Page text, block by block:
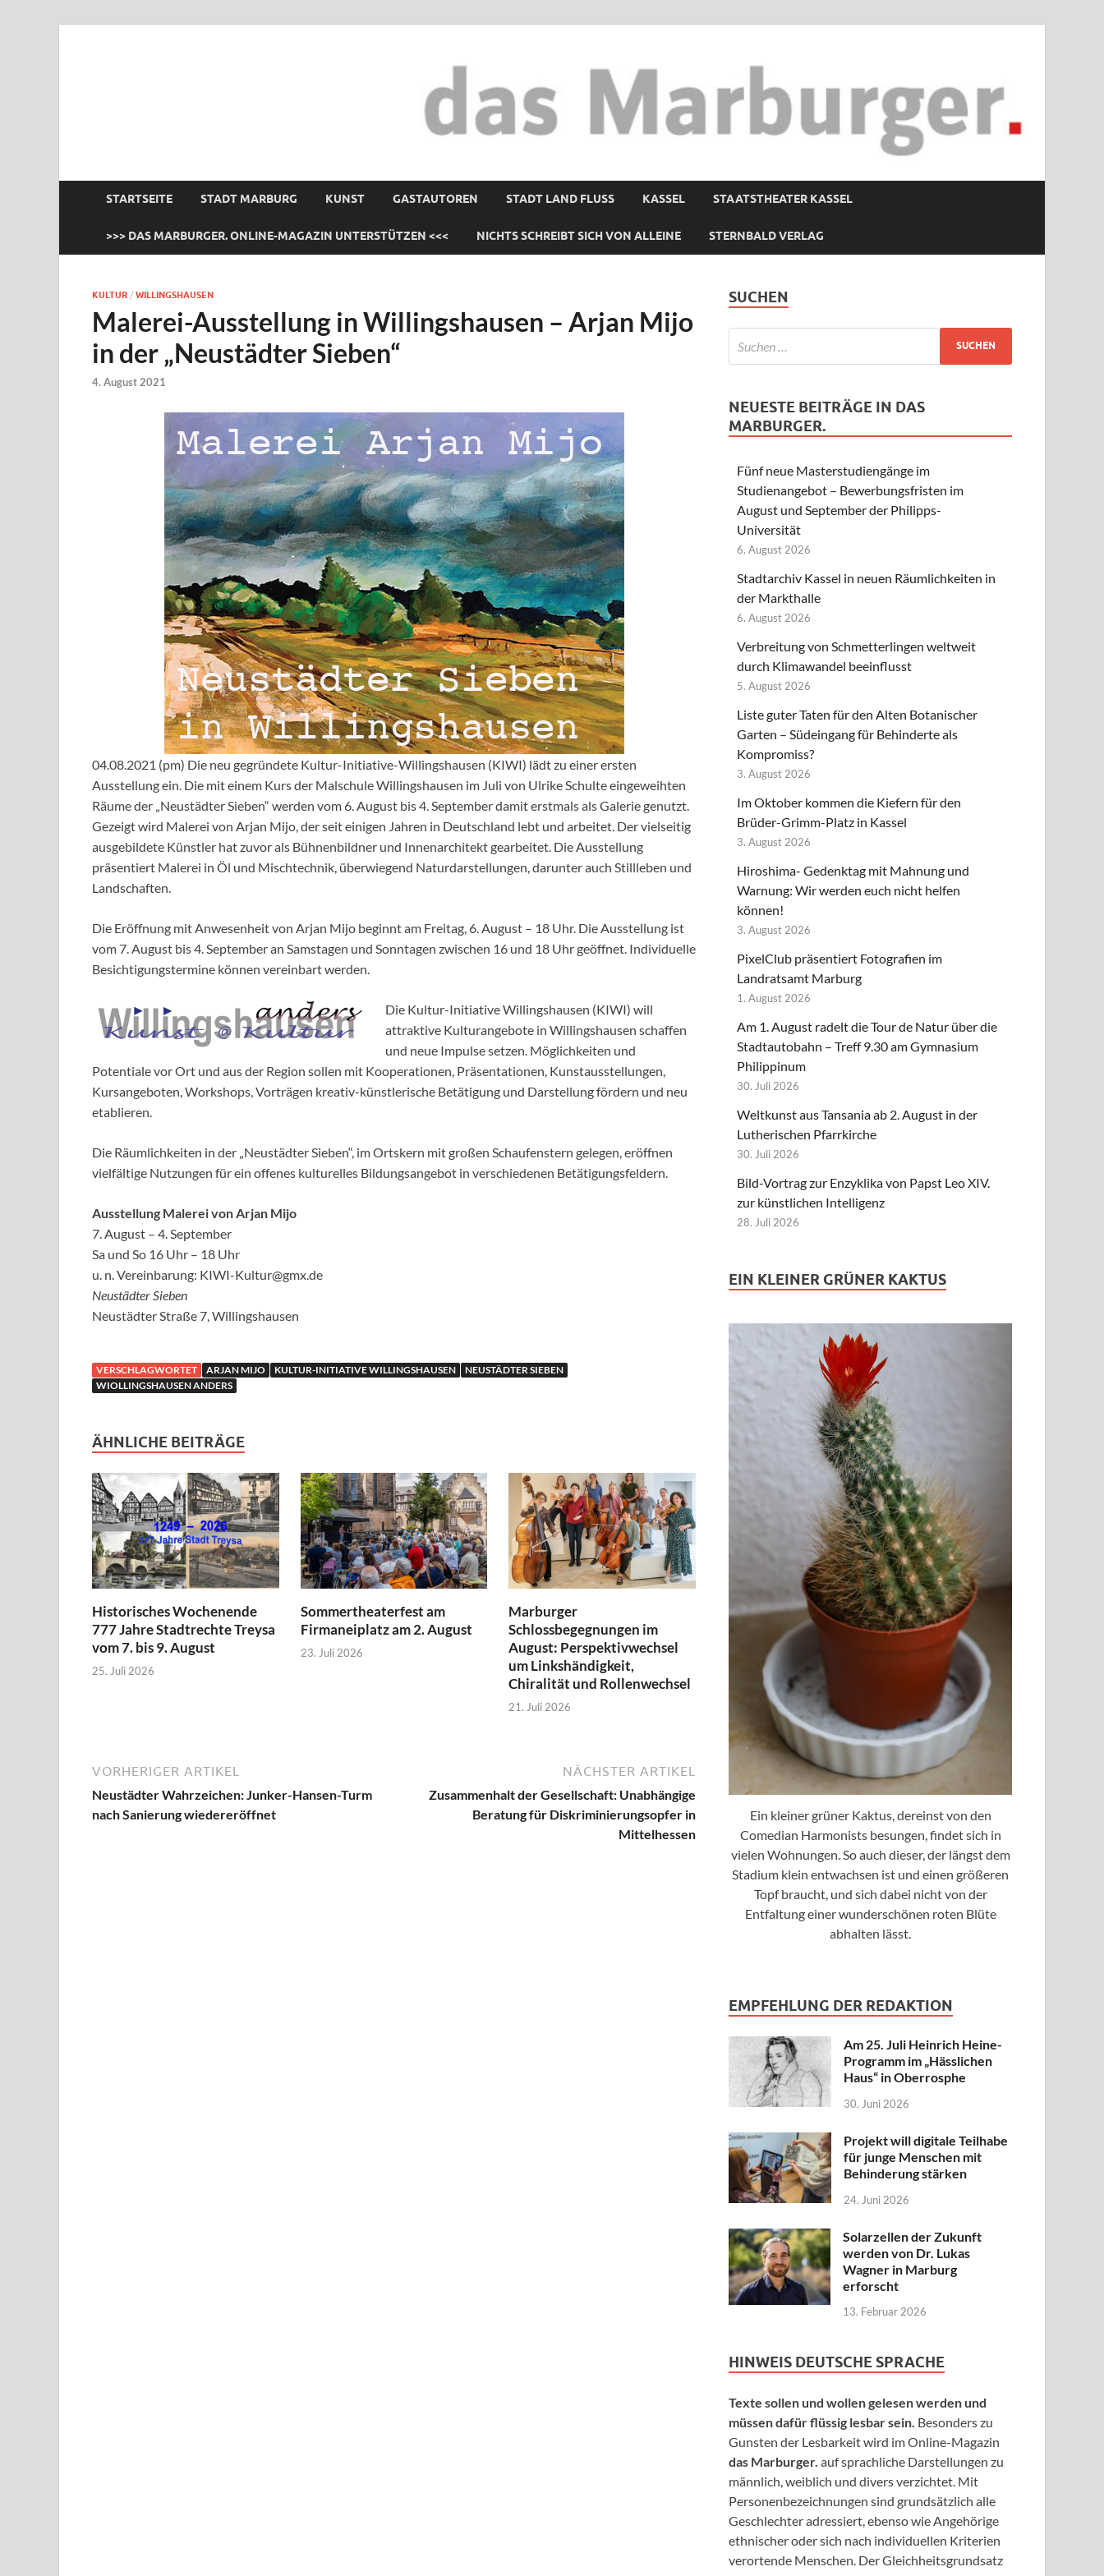
STARTSEITE STADT MARBURG KUNST GASTAUTOREN STADT LAND FLUSS KASSEL STAATSTHEATER KASSEL
>>> DAS MARBURGER. ONLINE-MAGAZIN UNTERSTÜTZEN <<< NICHTS SCHREIBT SICH VON ALLEINE STERNBALD VERLAG
KULTUR / WILLINGSHAUSEN
Malerei-Ausstellung in Willingshausen – Arjan Mijo
in der „Neustädter Sieben“
4. August 2021
04.08.2021 (pm) Die neu gegründete Kultur-Initiative-Willingshausen (KIWI) lädt zu einer ersten
Ausstellung ein. Die mit einem Kurs der Malschule Willingshausen im Juli von Ulrike Schulte eingeweihten
Räume der „Neustädter Sieben“ werden vom 6. August bis 4. September damit erstmals als Galerie genutzt.
Gezeigt wird Malerei von Arjan Mijo, der seit einigen Jahren in Deutschland lebt und arbeitet. Der vielseitig
ausgebildete Künstler hat zuvor als Bühnenbildner und Innenarchitekt gearbeitet. Die Ausstellung
präsentiert Malerei in Öl und Mischtechnik, überwiegend Naturdarstellungen, darunter auch Stillleben und
Landschaften.
Die Eröffnung mit Anwesenheit von Arjan Mijo beginnt am Freitag, 6. August – 18 Uhr. Die Ausstellung ist
vom 7. August bis 4. September an Samstagen und Sonntagen zwischen 16 und 18 Uhr geöffnet. Individuelle
Besichtigungstermine können vereinbart werden.
Die Kultur-Initiative Willingshausen (KIWI) will
attraktive Kulturangebote in Willingshausen schaffen
und neue Impulse setzen. Möglichkeiten und
Potentiale vor Ort und aus der Region sollen mit Kooperationen, Präsentationen, Kunstausstellungen,
Kursangeboten, Workshops, Vorträgen kreativ-künstlerische Betätigung und Darstellung fördern und neu
etablieren.
Die Räumlichkeiten in der „Neustädter Sieben“, im Ortskern mit großen Schaufenstern gelegen, eröffnen
vielfältige Nutzungen für ein offenes kulturelles Bildungsangebot in verschiedenen Betätigungsfeldern.
Ausstellung Malerei von Arjan Mijo
7. August – 4. September
Sa und So 16 Uhr – 18 Uhr
u. n. Vereinbarung: KIWI-Kultur@gmx.de
Neustädter Sieben
Neustädter Straße 7, Willingshausen
VERSCHLAGWORTET ARJAN MIJO KULTUR-INITIATIVE WILLINGSHAUSEN
NEUSTÄDTER SIEBEN
WIOLLINGSHAUSEN ANDERS
ÄHNLICHE BEITRÄGE
Historisches Wochenende
777 Jahre Stadtrechte Treysa
vom 7. bis 9. August
25. Juli 2026
Sommertheaterfest am
Firmaneiplatz am 2. August
23. Juli 2026
Marburger
Schlossbegegnungen im
August: Perspektivwechsel
um Linkshändigkeit,
Chiralität und Rollenwechsel
21. Juli 2026
VORHERIGER ARTIKEL
Neustädter Wahrzeichen: Junker-Hansen-Turm
nach Sanierung wiedereröffnet
NÄCHSTER ARTIKEL
Zusammenhalt der Gesellschaft: Unabhängige
Beratung für Diskriminierungsopfer in
Mittelhessen
SUCHEN
NEUESTE BEITRÄGE IN DAS
MARBURGER.
Fünf neue Masterstudiengänge im
Studienangebot – Bewerbungsfristen im
August und September der Philipps-
Universität
6. August 2026
Stadtarchiv Kassel in neuen Räumlichkeiten in
der Markthalle
6. August 2026
Verbreitung von Schmetterlingen weltweit
durch Klimawandel beeinflusst
5. August 2026
Liste guter Taten für den Alten Botanischer
Garten – Südeingang für Behinderte als
Kompromiss?
3. August 2026
Im Oktober kommen die Kiefern für den
Brüder-Grimm-Platz in Kassel
3. August 2026
Hiroshima- Gedenktag mit Mahnung und
Warnung: Wir werden euch nicht helfen
können!
3. August 2026
PixelClub präsentiert Fotografien im
Landratsamt Marburg
1. August 2026
Am 1. August radelt die Tour de Natur über die
Stadtautobahn – Treff 9.30 am Gymnasium
Philippinum
30. Juli 2026
Weltkunst aus Tansania ab 2. August in der
Lutherischen Pfarrkirche
30. Juli 2026
Bild-Vortrag zur Enzyklika von Papst Leo XIV.
zur künstlichen Intelligenz
28. Juli 2026
EIN KLEINER GRÜNER KAKTUS
Ein kleiner grüner Kaktus, dereinst von den
Comedian Harmonists besungen, findet sich in
vielen Wohnungen. So auch dieser, der längst dem
Stadium klein entwachsen ist und einen größeren
Topf braucht, und sich dabei nicht von der
Entfaltung einer wunderschönen roten Blüte
abhalten lässt.
EMPFEHLUNG DER REDAKTION
Am 25. Juli Heinrich Heine-
Programm im „Hässlichen
Haus“ in Oberrosphe
30. Juni 2026
Projekt will digitale Teilhabe
für junge Menschen mit
Behinderung stärken
24. Juni 2026
Solarzellen der Zukunft
werden von Dr. Lukas
Wagner in Marburg
erforscht
13. Februar 2026
HINWEIS DEUTSCHE SPRACHE
Texte sollen und wollen gelesen werden und
müssen dafür flüssig lesbar sein. Besonders zu
Gunsten der Lesbarkeit wird im Online-Magazin
das Marburger. auf sprachliche Darstellungen zu
männlich, weiblich und divers verzichtet. Mit
Personenbezeichnungen sind grundsätzlich alle
Geschlechter adressiert, ebenso wie Angehörige
ethnischer oder sich nach individuellen Kriterien
verortende Menschen. Der Gleichheitsgrundsatz